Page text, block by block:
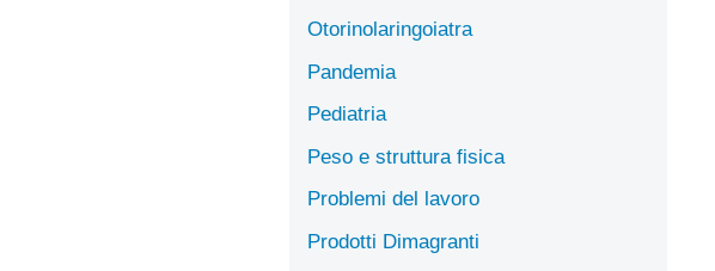
Otorinolaringoiatra
Pandemia
Pediatria
Peso e struttura fisica
Problemi del lavoro
Prodotti Dimagranti